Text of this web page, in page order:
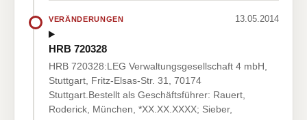
VERÄNDERUNGEN 13.05.2014
HRB 720328
HRB 720328:LEG Verwaltungsgesellschaft 4 mbH,
Stuttgart, Fritz-Elsas-Str. 31, 70174
Stuttgart.Bestellt als Geschäftsführer: Rauert,
Roderick, München, *XX.XX.XXXX; Sieber,